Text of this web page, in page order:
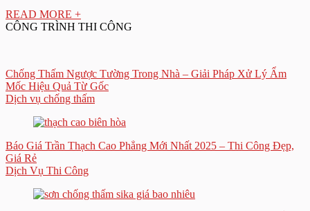
READ MORE +
CÔNG TRÌNH THI CÔNG
Chống Thấm Ngược Tường Trong Nhà – Giải Pháp Xử Lý Ẩm
Mốc Hiệu Quả Từ Gốc
Dịch vụ chống thấm
Báo Giá Trần Thạch Cao Phẳng Mới Nhất 2025 – Thi Công Đẹp,
Giá Rẻ
Dịch Vụ Thi Công